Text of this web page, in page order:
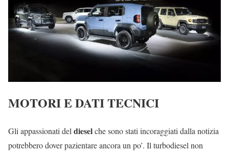
MOTORI E DATI TECNICI
Gli appassionati del dieselche sono stati incoraggiati dalla notizia
potrebbero dover pazientare ancora un po’. Il turbodiesel non